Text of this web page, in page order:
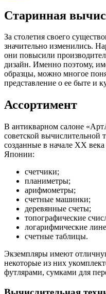
Старинная
За столетия своего
значительно изменились.
они повысили
дизайн. Именно поэтому,
образцы, можно многое
представление о ее быте и
Ассортимент
В антикварном салоне
советской вычислительной
созданные в начале XX
Японии:
счетчики;
планиметры;
арифмометры;
счетные машинки;
деревянные счеты;
топографические
логарифмические
счетные таблицы.
Экземпляры имеют
некоторые из них
футлярами, сумками для